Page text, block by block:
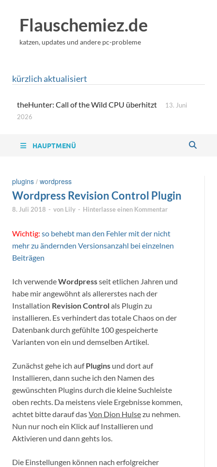
Flauschemiez.de
katzen, updates und andere pc-probleme
kürzlich aktualisiert
theHunter: Call of the Wild CPU überhitzt
13. Juni
2026
HAUPTMENÜ
plugins / wordpress
Wordpress Revision Control Plugin
8. Juli 2018 - von Lily - Hinterlasse einen Kommentar
Wichtig: so behebt man den Fehler mit der nicht
mehr zu ändernden Versionsanzahl bei einzelnen
Beiträgen
Ich verwendeWordpressseit etlichen Jahren und
habe mir angewöhnt als allererstes nach der
Installation Revision Controlals Plugin zu
installieren. Es verhindert das totale Chaos on der
Datenbank durch gefühlte 100 gespeicherte
Varianten von ein und demselben Artikel.
Zunächst gehe ich aufPlugins und dort auf
Installieren, dann suche ich den Namen des
gewünschten Plugins durch die kleine Suchleiste
oben rechts. Da meistens viele Ergebnisse kommen,
achtet bitte darauf dasVon Dion Hulsezu nehmen.
Nun nur noch ein Klick auf Installieren und
Aktivieren und dann gehts los.
Die Einstellungen können nach erfolgreicher